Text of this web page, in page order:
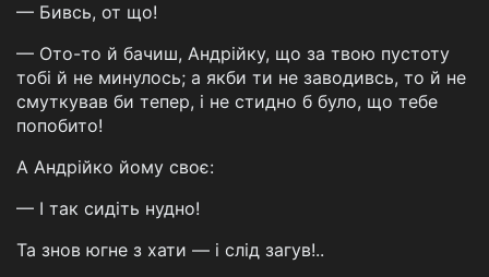
— Бивсь, от що!
— Ото-то й бачиш, Андрійку, що за твою пустоту
тобі й не минулось; а якби ти не заводивсь, то й не
смуткував би тепер, і не стидно б було, що тебе
попобито!
А Андрійко йому своє:
— І так сидіть нудно!
Та знов югне з хати — і слід загув!..